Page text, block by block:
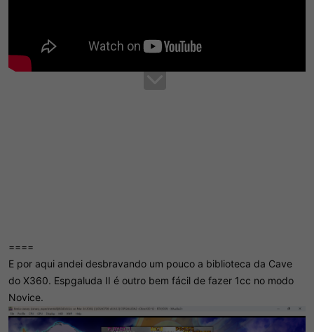
====
E por aqui andei desbravando um pouco a biblioteca da Cave
do X360. Espgaluda II é outro bem fácil de fazer 1cc no modo
Novice.